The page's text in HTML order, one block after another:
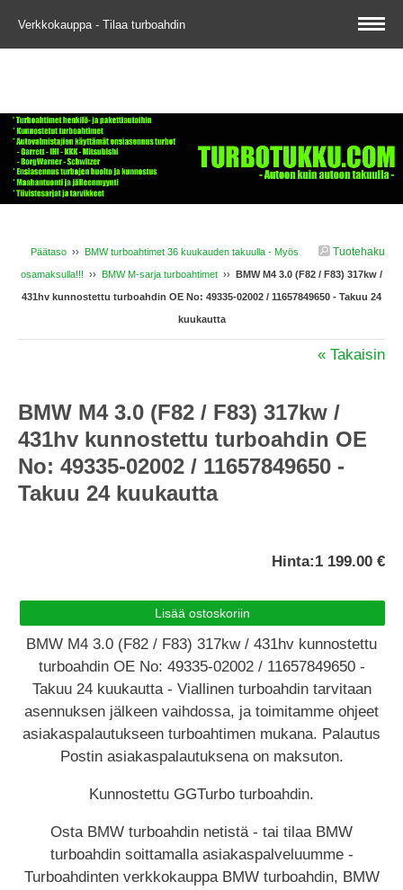
Verkkokauppa - Tilaa turboahdin
Tuotehaku
Päätaso ›› BMW turboahtimet 36 kuukauden takuulla - Myös
osamaksulla!!! ›› BMW M-sarja turboahtimet ›› BMW M4 3.0 (F82 / F83) 317kw /
431hv kunnostettu turboahdin OE No: 49335-02002 / 11657849650 - Takuu 24
kuukautta
« Takaisin
BMW M4 3.0 (F82 / F83) 317kw /
431hv kunnostettu turboahdin OE
No: 49335-02002 / 11657849650 -
Takuu 24 kuukautta
Hinta:1 199.00 €
BMW M4 3.0 (F82 / F83) 317kw / 431hv kunnostettu
turboahdin OE No: 49335-02002 / 11657849650 -
Takuu 24 kuukautta - Viallinen turboahdin tarvitaan
asennuksen jälkeen vaihdossa, ja toimitamme ohjeet
asiakaspalautukseen turboahtimen mukana. Palautus
Postin asiakaspalautuksena on maksuton.
Kunnostettu GGTurbo turboahdin.
Osta BMW turboahdin netistä - tai tilaa BMW
turboahdin soittamalla asiakaspalveluumme -
Turboahdinten verkkokauppa BMW turboahdin, BMW